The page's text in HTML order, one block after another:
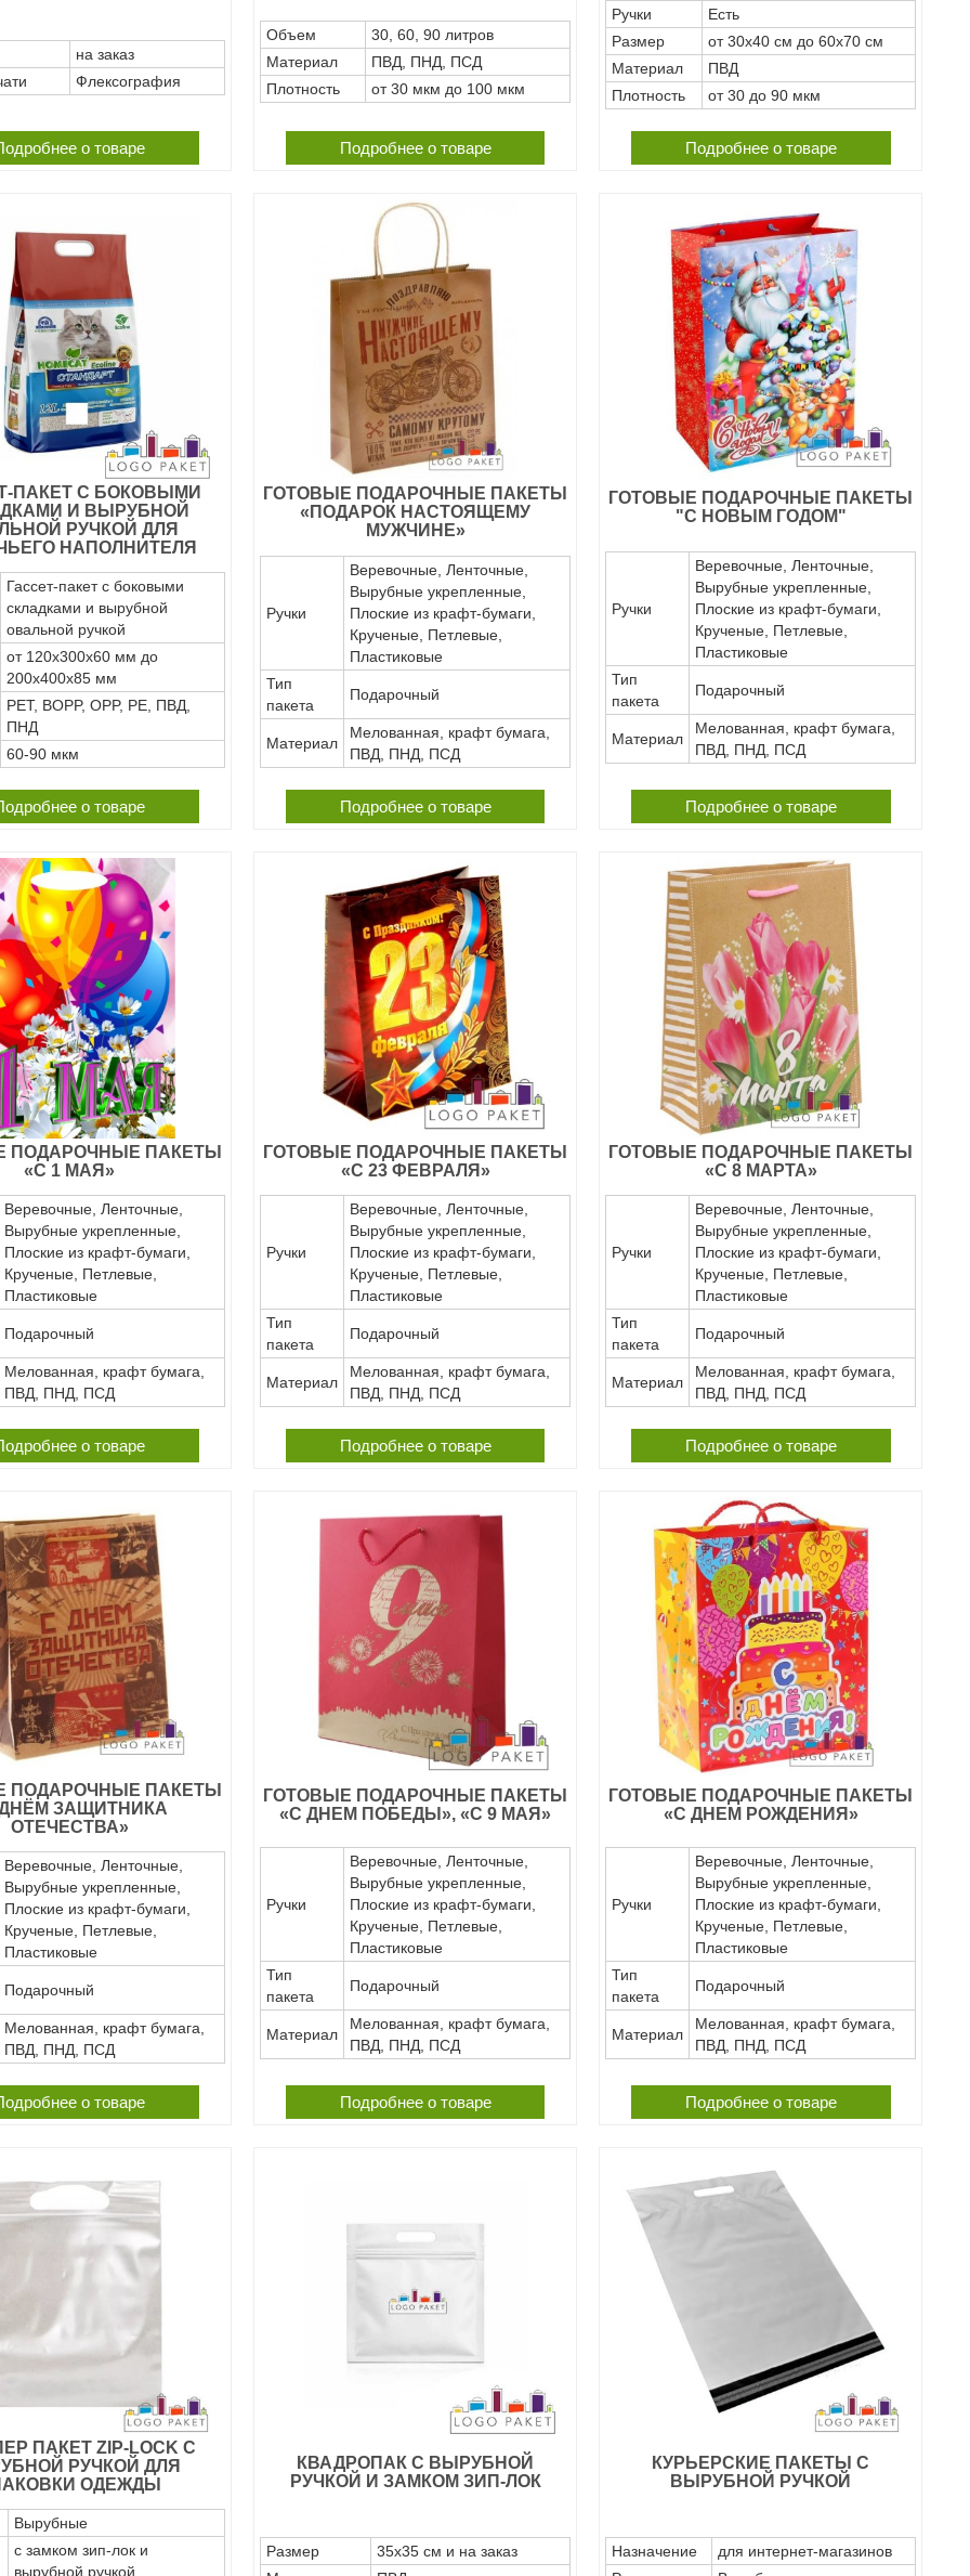
на заказ
Флексография
о товаре
Объем
30, 60, 90 литров
Материал
ПВД, ПНД, ПСД
Плотность
от 30 мкм до 100 мкм
Подробнее о товаре
Ручки
Есть
Размер
от 30х40 см до 60х70 см
Материал
ПВД
Плотность
от 30 до 90 мкм
Подробнее о товаре
ПАКЕТ С БОКОВЫМИ
И ВЫРУБНОЙ
РУЧКОЙ ДЛЯ
НАПОЛНИТЕЛЯ
Гассет-пакет с боковыми
складками и вырубной
овальной ручкой
от 120х300х60 мм до
200х400х85 мм
PET, BOPP, OPP, PE, ПВД,
ПНД
60-90 мкм
о товаре
ГОТОВЫЕ ПОДАРОЧНЫЕ ПАКЕТЫ
«ПОДАРОК НАСТОЯЩЕМУ
МУЖЧИНЕ»
Ручки
Веревочные, Ленточные,
Вырубные укрепленные,
Плоские из крафт-бумаги,
Крученые, Петлевые,
Пластиковые
Тип
пакета
Подарочный
Материал
Мелованная, крафт бумага,
ПВД, ПНД, ПСД
Подробнее о товаре
ГОТОВЫЕ ПОДАРОЧНЫЕ ПАКЕТЫ
"С НОВЫМ ГОДОМ"
Ручки
Веревочные, Ленточные,
Вырубные укрепленные,
Плоские из крафт-бумаги,
Крученые, Петлевые,
Пластиковые
Тип
пакета
Подарочный
Материал
Мелованная, крафт бумага,
ПВД, ПНД, ПСД
Подробнее о товаре
ПОДАРОЧНЫЕ ПАКЕТЫ
«С 1 МАЯ»
Веревочные, Ленточные,
Вырубные укрепленные,
Плоские из крафт-бумаги,
Крученые, Петлевые,
Пластиковые
Подарочный
Мелованная, крафт бумага,
ПВД, ПНД, ПСД
о товаре
ГОТОВЫЕ ПОДАРОЧНЫЕ ПАКЕТЫ
«С 23 ФЕВРАЛЯ»
Ручки
Веревочные, Ленточные,
Вырубные укрепленные,
Плоские из крафт-бумаги,
Крученые, Петлевые,
Пластиковые
Тип
пакета
Подарочный
Материал
Мелованная, крафт бумага,
ПВД, ПНД, ПСД
Подробнее о товаре
ГОТОВЫЕ ПОДАРОЧНЫЕ ПАКЕТЫ
«С 8 МАРТА»
Ручки
Веревочные, Ленточные,
Вырубные укрепленные,
Плоские из крафт-бумаги,
Крученые, Петлевые,
Пластиковые
Тип
пакета
Подарочный
Материал
Мелованная, крафт бумага,
ПВД, ПНД, ПСД
Подробнее о товаре
ПОДАРОЧНЫЕ ПАКЕТЫ
ЗАЩИТНИКА
ОТЕЧЕСТВА»
Веревочные, Ленточные,
Вырубные укрепленные,
Плоские из крафт-бумаги,
Крученые, Петлевые,
Пластиковые
Подарочный
Мелованная, крафт бумага,
ПВД, ПНД, ПСД
о товаре
ГОТОВЫЕ ПОДАРОЧНЫЕ ПАКЕТЫ
«С ДНЕМ ПОБЕДЫ», «С 9 МАЯ»
Ручки
Веревочные, Ленточные,
Вырубные укрепленные,
Плоские из крафт-бумаги,
Крученые, Петлевые,
Пластиковые
Тип
пакета
Подарочный
Материал
Мелованная, крафт бумага,
ПВД, ПНД, ПСД
Подробнее о товаре
ГОТОВЫЕ ПОДАРОЧНЫЕ ПАКЕТЫ
«С ДНЕМ РОЖДЕНИЯ»
Ручки
Веревочные, Ленточные,
Вырубные укрепленные,
Плоские из крафт-бумаги,
Крученые, Петлевые,
Пластиковые
Тип
пакета
Подарочный
Материал
Мелованная, крафт бумага,
ПВД, ПНД, ПСД
Подробнее о товаре
ПАКЕТ ZIP-LOCK С
РУЧКОЙ ДЛЯ
ОДЕЖДЫ
Вырубные
с замком зип-лок и
вырубной ручкой
КВАДРОПАК С ВЫРУБНОЙ
РУЧКОЙ И ЗАМКОМ ЗИП-ЛОК
Размер
35х35 см и на заказ
КУРЬЕРСКИЕ ПАКЕТЫ С
ВЫРУБНОЙ РУЧКОЙ
Назначение
для интернет-магазинов